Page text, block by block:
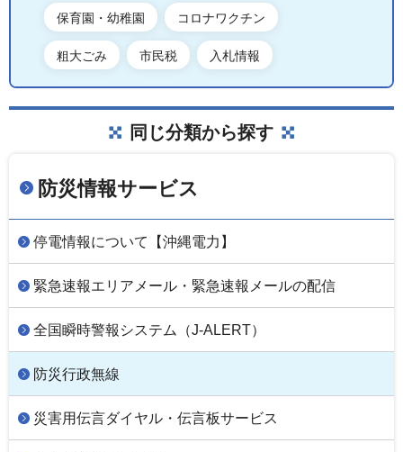
保育園・幼稚園 コロナワクチン
粗大ごみ 市民税 入札情報
同じ分類から探す
防災情報サービス
停電情報について【沖縄電力】
緊急速報エリアメール・緊急速報メールの配信
全国瞬時警報システム（J-ALERT）
防災行政無線
災害用伝言ダイヤル・伝言板サービス